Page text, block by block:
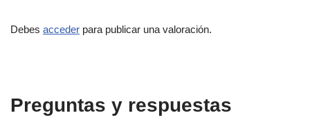
Debes acceder para publicar una valoración.
Preguntas y respuestas